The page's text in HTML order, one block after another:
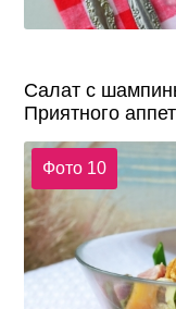
Салат с
Приятного
Фото 10